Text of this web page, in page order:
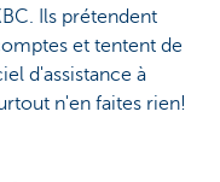
Ils prétendent
et tentent de
d'assistance à
n'en faites rien!